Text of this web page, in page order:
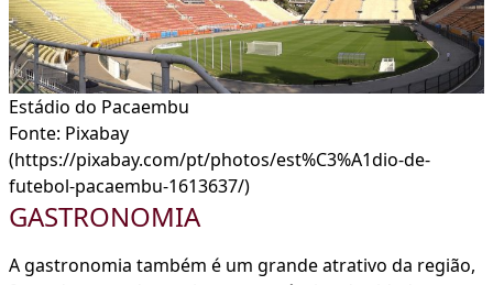
Estádio do Pacaembu
Fonte: Pixabay
(https://pixabay.com/pt/photos/est%C3%A1dio-de-
futebol-pacaembu-1613637/)
GASTRONOMIA
A gastronomia também é um grande atrativo da região,